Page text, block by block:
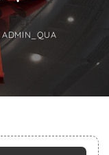
ADMIN_QUA